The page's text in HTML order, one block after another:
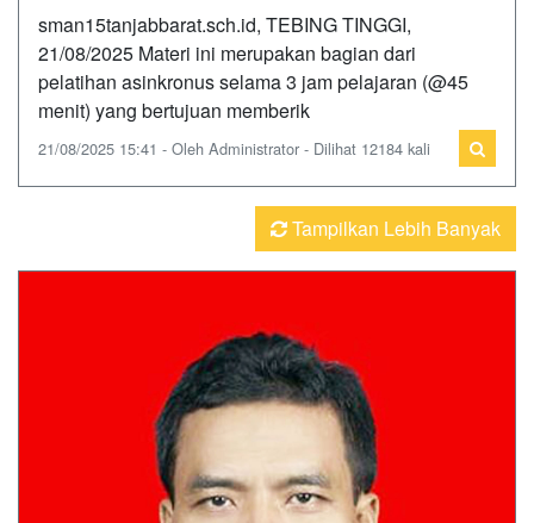
sman15tanjabbarat.sch.id, TEBING TINGGI,
21/08/2025 Materi ini merupakan bagian dari
pelatihan asinkronus selama 3 jam pelajaran (@45
menit) yang bertujuan memberik
21/08/2025 15:41 - Oleh Administrator - Dilihat 12184 kali
Tampilkan Lebih Banyak